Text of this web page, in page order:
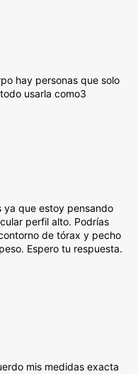
hay personas que solo
usarla como3
ya que estoy pensando
perfil alto. Podrías
de tórax y pecho
Espero tu respuesta.
mis medidas exacta